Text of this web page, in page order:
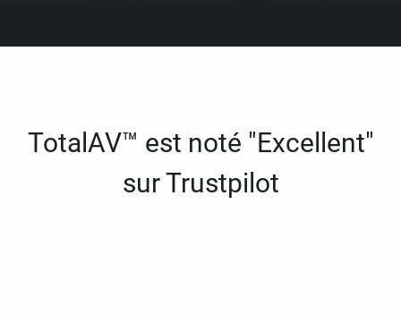
TotalAV™ est noté "Excellent"
sur Trustpilot